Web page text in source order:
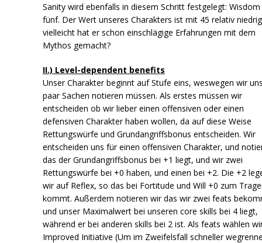
Sanity wird ebenfalls in diesem Schritt festgelegt:
fünf. Der Wert unseres Charakters ist mit 45 relativ
vielleicht hat er schon einschlägige Erfahrungen mit dem
Mythos gemacht?
II.) Level-dependent benefits
Unser Charakter beginnt auf Stufe eins, weswegen wir
paar Sachen notieren müssen. Als erstes müssen wir
entscheiden ob wir lieber einen offensiven oder einen
defensiven Charakter haben wollen, da auf diese Weise
Rettungswürfe und Grundangriffsbonus entscheiden. Wir
entscheiden uns für einen offensiven Charakter, und
das der Grundangriffsbonus bei +1 liegt, und wir zwei
Rettungswürfe bei +0 haben, und einen bei +2. Die +2
wir auf Reflex, so das bei Fortitude und Will +0 zum
kommt. Außerdem notieren wir das wir zwei feats
und unser Maximalwert bei unseren core skills bei 4 liegt,
während er bei anderen skills bei 2 ist. Als feats wählen
Improved Initiative (Um im Zweifelsfall schneller